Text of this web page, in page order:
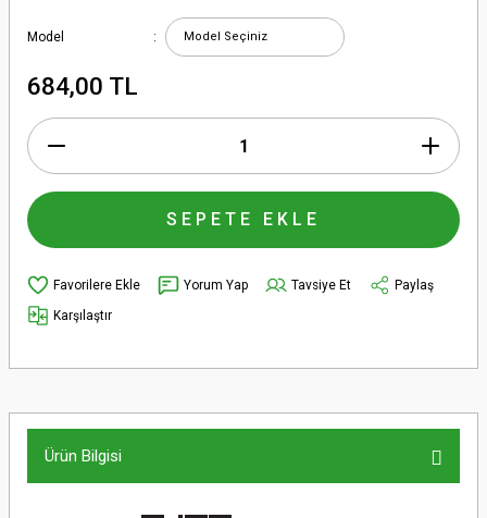
Model
684,00 TL
SEPETE EKLE
Yorum Yap Tavsiye Et
Paylaş
Karşılaştır
Ürün Bilgisi